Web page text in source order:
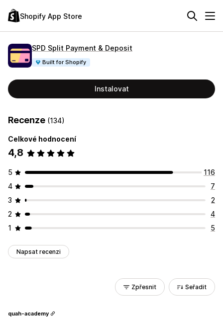
Shopify App Store
SPD Split Payment & Deposit
Built for Shopify
Instalovat
Recenze (134)
Celkové hodnocení
4,8
5
116
4
7
3
2
2
4
1
5
Napsat recenzi
Zpřesnit Seřadit
quah-academy